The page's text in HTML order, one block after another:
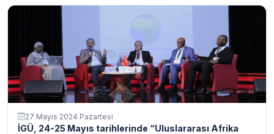
27 Mayıs 2024 Pazartesi
İGÜ, 24-25 Mayıs tarihlerinde “Uluslararası Afrika